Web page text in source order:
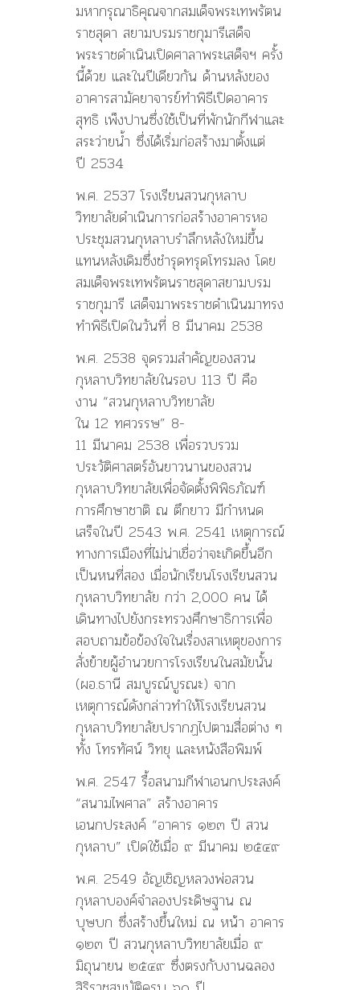
มหากรุณาธิคุณจากสมเด็จพระเทพรัตน
ราชสุดา สยามบรมราชกุมารีเสด็จ
พระราชดำเนินเปิดศาลาพระเสด็จฯ ครั้ง
นี้ด้วย และในปีเดียวกัน ด้านหลังของ
อาคารสามัคยาจารย์ทำพิธีเปิดอาคาร
สุทธิ เพ็งปานซึ่งใช้เป็นที่พักนักกีฬาและ
สระว่ายน้ำ ซึ่งได้เริ่มก่อสร้างมาตั้งแต่
ปี 2534
พ.ศ. 2537 โรงเรียนสวนกุหลาบ
วิทยาลัยดำเนินการก่อสร้างอาคารหอ
ประชุมสวนกุหลาบรำลึกหลังใหม่ขึ้น
แทนหลังเดิมซึ่งชำรุดทรุดโทรมลง โดย
สมเด็จพระเทพรัตนราชสุดาสยามบรม
ราชกุมารี เสด็จมาพระราชดำเนินมาทรง
ทำพิธีเปิดในวันที่ 8 มีนาคม 2538
พ.ศ. 2538 จุดรวมสำคัญของสวน
กุหลาบวิทยาลัยในรอบ 113 ปี คือ
งาน “สวนกุหลาบวิทยาลัย
ใน 12 ทศวรรษ” 8-
11 มีนาคม 2538 เพื่อรวบรวม
ประวัติศาสตร์อันยาวนานของสวน
กุหลาบวิทยาลัยเพื่อจัดตั้งพิพิธภัณฑ์
การศึกษาชาติ ณ ตึกยาว มีกำหนด
เสร็จในปี 2543 พ.ศ. 2541 เหตุการณ์
ทางการเมืองที่ไม่น่าเชื่อว่าจะเกิดขึ้นอีก
เป็นหนที่สอง เมื่อนักเรียนโรงเรียนสวน
กุหลาบวิทยาลัย กว่า 2,000 คน ได้
เดินทางไปยังกระทรวงศึกษาธิการเพื่อ
สอบถามข้อข้องใจในเรื่องสาเหตุของการ
สั่งย้ายผู้อำนวยการโรงเรียนในสมัยนั้น
(ผอ.ธานี สมบูรณ์บูรณะ) จาก
เหตุการณ์ดังกล่าวทำให้โรงเรียนสวน
กุหลาบวิทยาลัยปรากฏไปตามสื่อต่าง ๆ
ทั้ง โทรทัศน์ วิทยุ และหนังสือพิมพ์
พ.ศ. 2547 รื้อสนามกีฬาเอนกประสงค์
“สนามไพศาล” สร้างอาคาร
เอนกประสงค์ “อาคาร ๑๒๓ ปี สวน
กุหลาบ” เปิดใช้เมื่อ ๙ มีนาคม ๒๕๔๙
พ.ศ. 2549 อัญเชิญหลวงพ่อสวน
กุหลาบองค์จำลองประดิษฐาน ณ
บุษบก ซึ่งสร้างขึ้นใหม่ ณ หน้า อาคาร
๑๒๓ ปี สวนกุหลาบวิทยาลัยเมื่อ ๙
มิถุนายน ๒๕๔๙ ซึ่งตรงกับงานฉลอง